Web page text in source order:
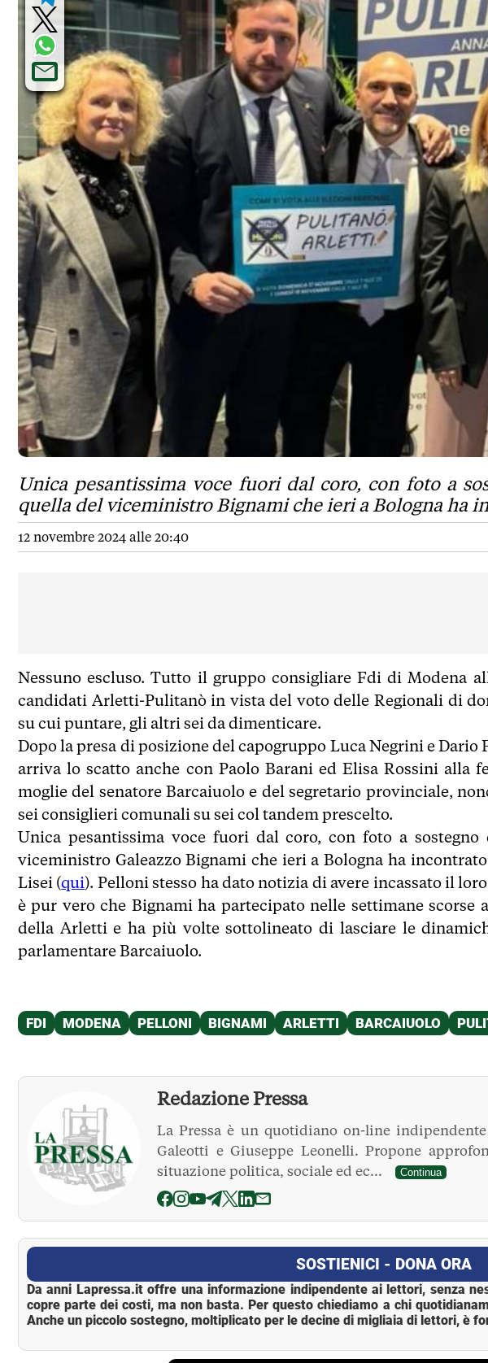
Unica pesantissima voce fuori dal coro, con foto a
quella del viceministro Bignami che ieri a Bologna ha
12 novembre 2024 alle 20:40
Nessuno escluso. Tutto il gruppo consigliare Fdi di Modena
candidati Arletti-Pulitanò in vista del voto delle Regionali di
su cui puntare, gli altri sei da dimenticare.
Dopo la presa di posizione del capogruppo Luca Negrini e Dario
arriva lo scatto anche con Paolo Barani ed Elisa Rossini alla
moglie del senatore Barcaiuolo e del segretario provinciale,
sei consiglieri comunali su sei col tandem prescelto.
Unica pesantissima voce fuori dal coro, con foto a
viceministro Galeazzo Bignami che ieri a Bologna ha
Lisei (qui). Pelloni stesso ha dato notizia di avere incassato il
è pur vero che Bignami ha partecipato nelle settimane scorse
della Arletti e ha più volte sottolineato di lasciare le
parlamentare Barcaiuolo.
Redazione Pressa
La Pressa è un quotidiano on-line
Galeotti e Giuseppe Leonelli. Propone
situazione politica, sociale ed ec...
Continua
La Pressa
SOSTIENICI - DONA ORA
Da anni Lapressa.it offre una informazione indipendente ai lettori, senza
copre parte dei costi, ma non basta. Per questo chiediamo a chi
Anche un piccolo sostegno, moltiplicato per le decine di migliaia di lettori, è